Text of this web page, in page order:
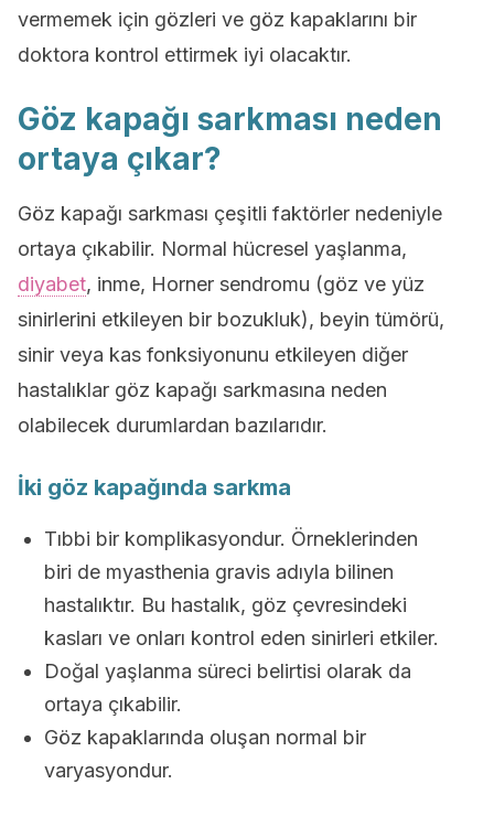
vermemek için gözleri ve göz kapaklarını bir
doktora kontrol ettirmek iyi olacaktır.
Göz kapağı sarkması neden
ortaya çıkar?
Göz kapağı sarkması çeşitli faktörler nedeniyle
ortaya çıkabilir. Normal hücresel yaşlanma,
diyabet, inme, Horner sendromu (göz ve yüz
sinirlerini etkileyen bir bozukluk), beyin tümörü,
sinir veya kas fonksiyonunu etkileyen diğer
hastalıklar göz kapağı sarkmasına neden
olabilecek durumlardan bazılarıdır.
İki göz kapağında sarkma
Tıbbi bir komplikasyondur. Örneklerinden
biri de myasthenia gravis adıyla bilinen
hastalıktır. Bu hastalık, göz çevresindeki
kasları ve onları kontrol eden sinirleri etkiler.
Doğal yaşlanma süreci belirtisi olarak da
ortaya çıkabilir.
Göz kapaklarında oluşan normal bir
varyasyondur.